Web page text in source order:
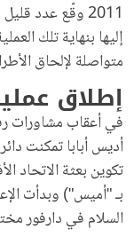
2011 وقّع عدد
إليها بنهاية تلك
متواصلة لإلحاق
إطلاق
في أعقاب مشاورات
أديس أبابا تمكنت
تكوين بعثة الاتحاد
بـ "أميس") وبدأت
السلام في دارفور